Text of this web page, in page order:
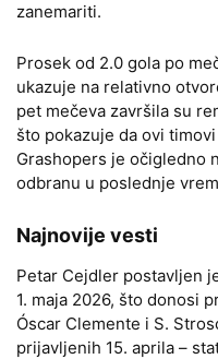
zanemariti.
Prosek od 2.0 gola po
ukazuje na relativno
pet mečeva završila su
što pokazuje da ovi
Grashopers je očigledno
odbranu u poslednje
Najnovije vesti
Petar Cejdler postavljen
1. maja 2026, što donosi
Óscar Clemente i S.
prijavljenih 15. aprila –